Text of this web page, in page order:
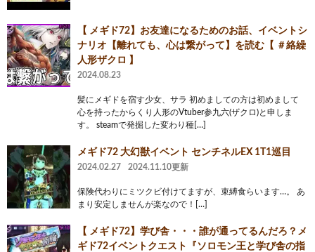
【 メギド72】お友達になるためのお話、イベントシ
ナリオ【離れても、心は繋がって】を読む【 ＃絡繰
人形ザクロ 】
2024.08.23
髪にメギドを宿す少女、サラ 初めましての方は初めまして
心を持ったからくり人形のVtuber参九六(ザクロ)と申しま
す。 steamで発掘した変わり種[…]
メギド72 大幻獣イベント センチネルEX 1T1巡目
2024.02.27 2024.11.10更新
保険代わりにミツクビ付けてますが、束縛食らいます…。 あ
まり安定しませんが楽なので！[…]
【 メギド72】学び舎・・・誰が通ってるんだろ？メ
ギド72イベントクエスト『ソロモン王と学び舎の指